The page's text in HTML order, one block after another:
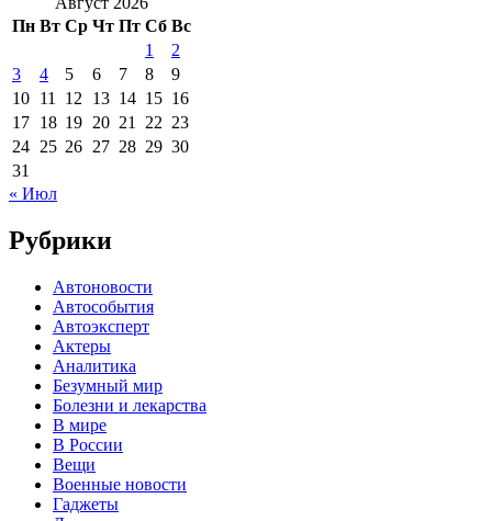
Пн Вт Ср Чт Пт Сб Вс
1
2
3
4 5 6 7 8
9
10 11 12 13 14 15 16
17 18 19 20 21 22 23
24 25 26 27 28 29 30
31
« Июл
Рубрики
Автоновости
Автособытия
Автоэксперт
Актеры
Аналитика
Безумный мир
Болезни и лекарства
В мире
В России
Вещи
Военные новости
Гаджеты